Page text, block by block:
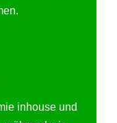
inhouse und